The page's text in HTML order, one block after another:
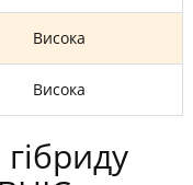
Висока
Висока